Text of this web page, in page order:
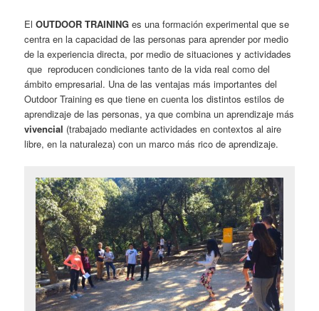
ElOUTDOOR TRAINING es una formación experimental que se
centra en la capacidad de las personas para aprender por medio
de la experiencia directa, por medio de situaciones y actividades
que reproducen condiciones tanto de la vida real como del
ámbito empresarial. Una de las ventajas más importantes del
Outdoor Training es que tiene en cuenta los distintos estilos de
aprendizaje de las personas, ya que combina un aprendizaje más
vivencial (trabajado mediante actividades en contextos al aire
libre, en la naturaleza) con un marco más rico de aprendizaje.